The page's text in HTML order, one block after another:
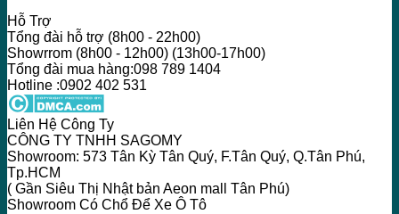
Hỗ Trợ
Tổng đài hỗ trợ (8h00 - 22h00)
Showrrom (8h00 - 12h00) (13h00-17h00)
Tổng đài mua hàng:098 789 1404
Hotline :0902 402 531
Liên Hệ Công Ty
CÔNG TY TNHH SAGOMY
Showroom: 573 Tân Kỳ Tân Quý, F.Tân Quý, Q.Tân Phú,
Tp.HCM
( Gần Siêu Thị Nhật bản Aeon mall Tân Phú)
Showroom Có Chổ Để Xe Ô Tô